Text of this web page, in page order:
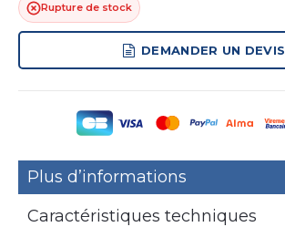
Rupture de stock
DEMANDER UN DEVIS
Plus d’informations
Caractéristiques techniques